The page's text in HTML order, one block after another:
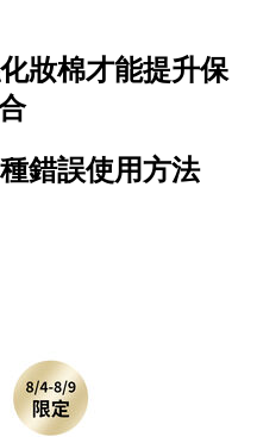
妝棉才能提升保
錯誤使用方法